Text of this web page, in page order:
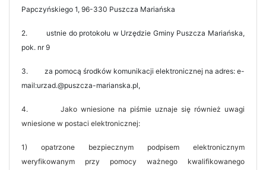
Papczyńskiego 1, 96-330 Puszcza Mariańska
2.
ustnie do protokołu w Urzędzie Gminy Puszcza Mariańska,
pok. nr 9
3.
za pomocą środków komunikacji elektronicznej na adres: e-
mail:urzad.@puszcza-marianska.pl,
4.
Jako wniesione na piśmie uznaje się również uwagi
wniesione w postaci elektronicznej:
1) opatrzone bezpiecznym podpisem elektronicznym
weryfikowanym przy pomocy ważnego kwalifikowanego